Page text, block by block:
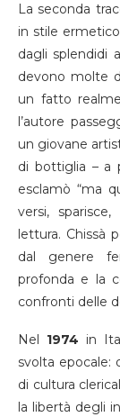
La seconda
in stile
dagli splendidi
devono molte
un fatto
l’autore
un giovane
di bottiglia – a
esclamò “ma
versi,
lettura. Chissà
dal genere
profonda e la
confronti delle
Nel 1974 in
svolta epocale:
di cultura
la libertà degli